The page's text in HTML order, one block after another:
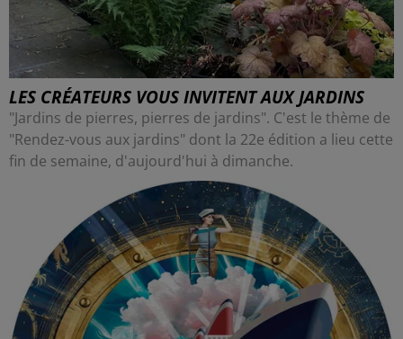
LES CRÉATEURS VOUS INVITENT AUX JARDINS
"Jardins de pierres, pierres de jardins". C'est le thème de
"Rendez-vous aux jardins" dont la 22e édition a lieu cette
fin de semaine, d'aujourd'hui à dimanche.